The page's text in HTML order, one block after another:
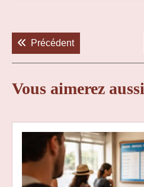
de
l’article
PrécédentPrevious post:
Vous aimerez aussi